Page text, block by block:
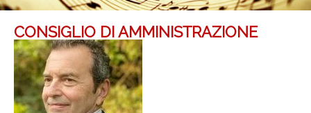
CONSIGLIO DI AMMINISTRAZIONE